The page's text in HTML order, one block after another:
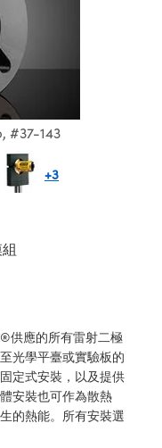
#37-143
+3
供應的所有雷射二極
光學平臺或實驗板的
定式安裝，以及提供
安裝也可作為散熱
的熱能。所有安裝選